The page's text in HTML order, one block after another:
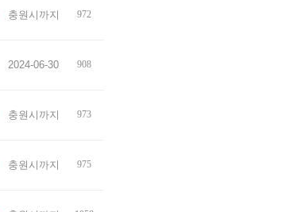
충원시까지 972
2024-06-30 908
충원시까지 973
충원시까지 975